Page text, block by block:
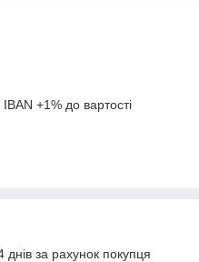
+1% до вартості
за рахунок покупця